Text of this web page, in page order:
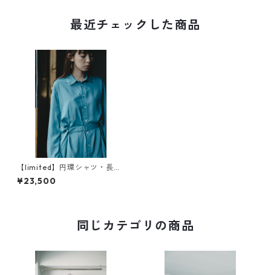
最近チェックした商品
【limited】円環シャツ・長
袖 crease care finishing
（イージーケア）
¥23,500
同じカテゴリの商品